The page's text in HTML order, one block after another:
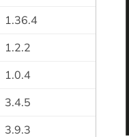
1.36.4
1.2.2
1.0.4
3.4.5
3.9.3